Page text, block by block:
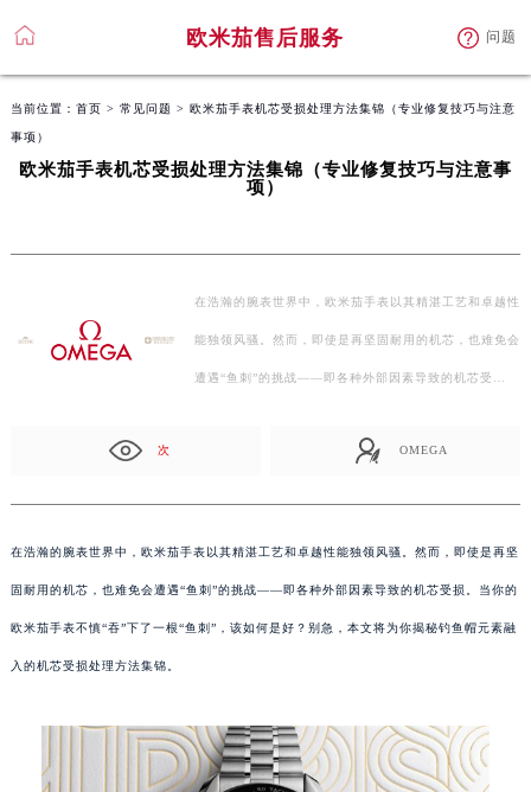
欧米茄售后服务 问题
当前位置： 首页 > 常见问题 > 欧米茄手表机芯受损处理方法集锦（专业修复技巧与注意
事项）
欧米茄手表机芯受损处理方法集锦（专业修复技巧与注意事
项）
在浩瀚的腕表世界中，欧米茄手表以其精湛工艺和卓越性
能独领风骚。然而，即使是再坚固耐用的机芯，也难免会
遭遇“鱼刺”的挑战——即各种外部因素导致的机芯受…
次 OMEGA
在浩瀚的腕表世界中，欧米茄手表以其精湛工艺和卓越性能独领风骚。然而，即使是再坚
固耐用的机芯，也难免会遭遇“鱼刺”的挑战——即各种外部因素导致的机芯受损。当你的
欧米茄手表不慎“吞”下了一根“鱼刺”，该如何是好？别急，本文将为你揭秘钓鱼帽元素融
入的机芯受损处理方法集锦。